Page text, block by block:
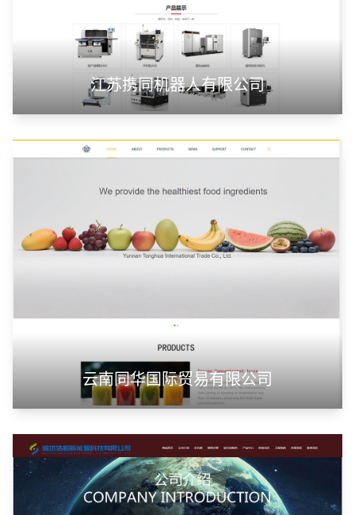
江苏携同机器人有限公司
云南同华国际贸易有限公司